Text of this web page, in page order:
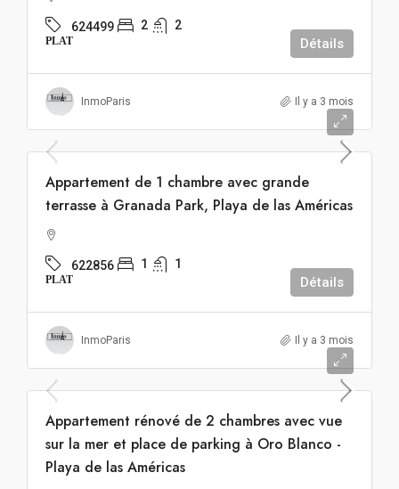
624499 2 2
PLAT Détails
InmoParis Il y a 3 mois
299.000€
Appartement de 1 chambre avec grande
terrasse à Granada Park, Playa de las Américas
622856 1 1
PLAT Détails
InmoParis Il y a 3 mois
490.000€
Appartement rénové de 2 chambres avec vue
sur la mer et place de parking à Oro Blanco -
Playa de las Américas